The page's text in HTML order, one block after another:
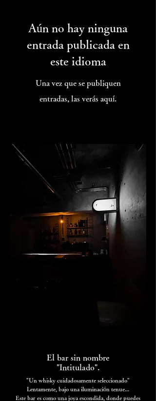
Aún no hay ninguna
entrada publicada en
este idioma
Una vez que se publiquen
entradas, las verás aquí.
El bar sin nombre
"Intitulado".
"Un whisky cuidadosamente seleccionado"
Lentamente, bajo una iluminación tenue...
Este bar es como una joya escondida, donde puedes